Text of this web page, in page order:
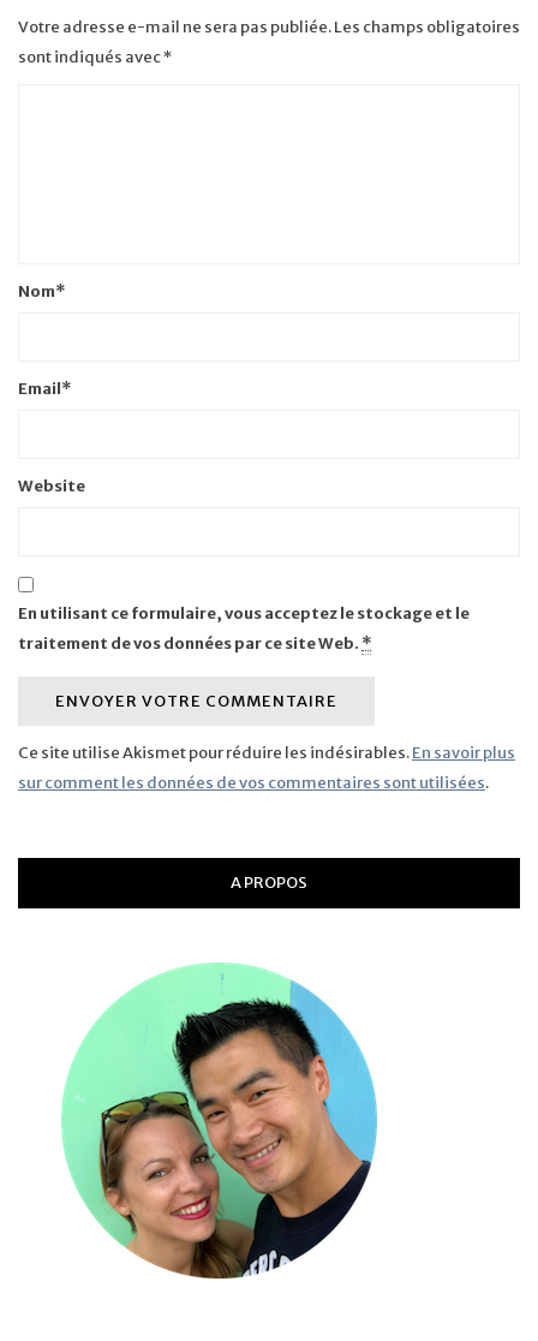
Votre adresse e-mail ne sera pas publiée.Les champs obligatoires
sont indiqués avec*
Nom*
Email*
Website
En utilisant ce formulaire, vous acceptez le stockage et le
traitement de vos données par ce site Web. *
Ce site utilise Akismet pour réduire les indésirables.En savoir plus
sur comment les données de vos commentaires sont utilisées.
A PROPOS